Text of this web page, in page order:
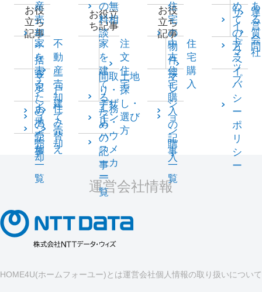
産
売
却
一
括
査
定
お役
立ち
記事
家
を
売
る
た
め
の
記
事
一
覧
不
動
産
売
却
マ
ン
シ
ョ
ン
売
却
一
戸
建
て
売
却
土
地
売
却
住
み
替
え
の無
料相
談
お役立
ち記事
家
を
建
て
る
た
め
の
記
事
一
覧
注
文
住
宅
間取
り・
デザ
イン
土地
探
し・
選び
方
工務
店・
ハウ
スメ
ーカ
ー
住
宅
の
物
件
探
し
お役
立ち
記事
中
古
住
宅
購
入
の
記
事
一
覧
住
宅
購
入
マ
ン
シ
ョ
ン
購
入
め
て
の
方
へ
あ
る
質
問
サ
イ
ト
マ
ッ
プ
運
営
会
社
プ
ラ
イ
バ
シ
ー
ポ
リ
シ
ー
運営会社情報
HOME4U(ホームフォーユー)とは運営会社個人情報の取り扱いについて